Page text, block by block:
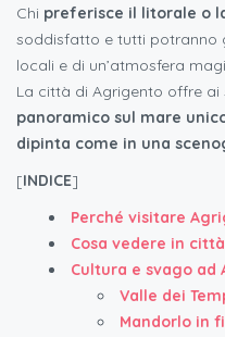
Chi preferisce il litorale o
soddisfatto e tutti potranno
locali e di un’atmosfera
La città di Agrigento offre ai
panoramico sul mare
dipinta come in una
[INDICE]
Perché visitare
Cosa vedere in città
Cultura e svago ad
Valle dei
Mandorlo in